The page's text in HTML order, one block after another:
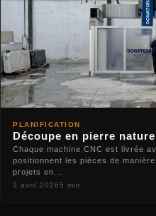
PLANIFICATION
Découpe en pierre
Chaque machine CNC est livrée
positionnent les pièces de
projets en...
3 avril 20265 min